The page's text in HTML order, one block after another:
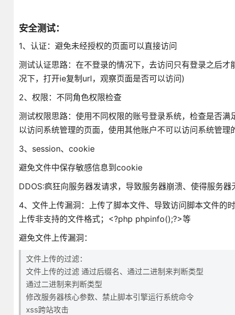
安全测试：
1、认证：避免未经授权的页面可以直接访问
测试认证思路：在不登录的情况下，去访问只有登录之后
况下，打开ie复制url，观察页面是否可以访问)
2、权限：不同角色权限检查
测试权限思路：使用不同权限的账号登录系统，检查是否
以访问系统管理的页面，使用其他账户不可以访问系统管理
3、session、cookie
避免文件中保存敏感信息到cookie
DDOS:疯狂向服务器发请求，导致服务器崩溃、使得服务器
4、文件上传漏洞：上传了脚本文件、导致访问脚本文件的
上传非支持的文件格式；<?php phpinfo();?>等
避免文件上传漏洞：
文件上传的过滤：
文件上传的过滤 通过后缀名、通过二进制来判断类型
通过二进制来判断类型
修改服务器核心参数、禁止脚本引擎运行系统命令
xss跨站攻击